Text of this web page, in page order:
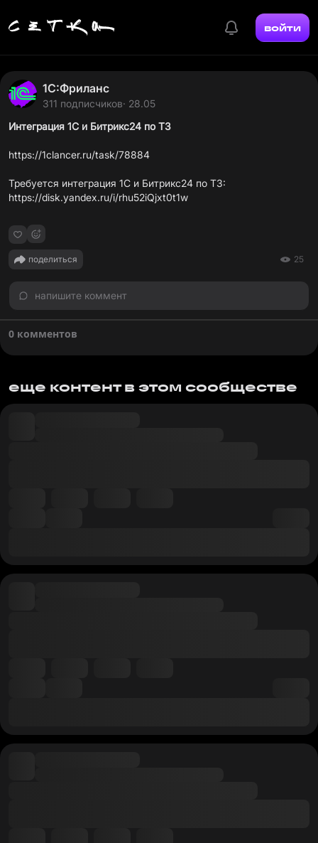
войти
1С:Фриланс
311 подписчиков· 28.05
Интеграция 1С и Битрикс24 по ТЗ
https://1clancer.ru/task/78884
Требуется интеграция 1С и Битрикс24 по ТЗ:
https://disk.yandex.ru/i/rhu52iQjxt0t1w
поделиться 25
напишите коммент
0 комментов
еще контент в этом сообществе